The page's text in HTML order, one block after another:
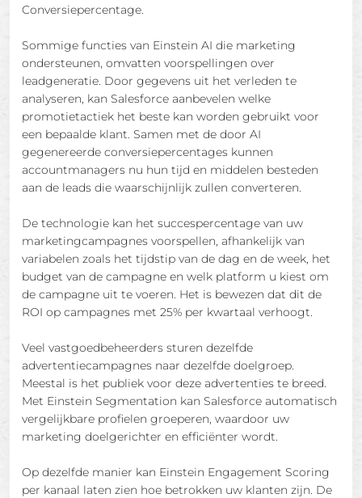
Conversiepercentage.
Sommige functies van Einstein AI die marketing
ondersteunen, omvatten voorspellingen over
leadgeneratie. Door gegevens uit het verleden te
analyseren, kan Salesforce aanbevelen welke
promotietactiek het beste kan worden gebruikt voor
een bepaalde klant. Samen met de door AI
gegenereerde conversiepercentages kunnen
accountmanagers nu hun tijd en middelen besteden
aan de leads die waarschijnlijk zullen converteren.
De technologie kan het succespercentage van uw
marketingcampagnes voorspellen, afhankelijk van
variabelen zoals het tijdstip van de dag en de week, het
budget van de campagne en welk platform u kiest om
de campagne uit te voeren. Het is bewezen dat dit de
ROI op campagnes met 25% per kwartaal verhoogt.
Veel vastgoedbeheerders sturen dezelfde
advertentiecampagnes naar dezelfde doelgroep.
Meestal is het publiek voor deze advertenties te breed.
Met Einstein Segmentation kan Salesforce automatisch
vergelijkbare profielen groeperen, waardoor uw
marketing doelgerichter en efficiënter wordt.
Op dezelfde manier kan Einstein Engagement Scoring
per kanaal laten zien hoe betrokken uw klanten zijn. De